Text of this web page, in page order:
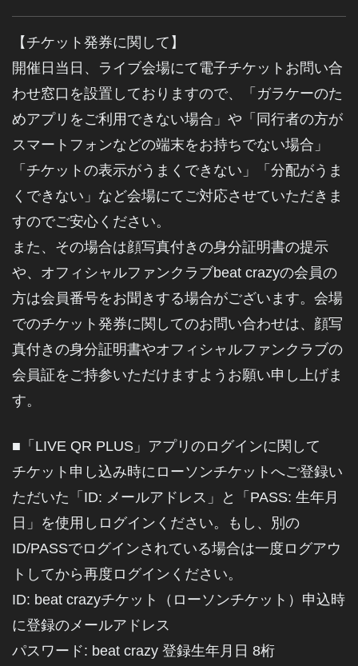
【チケット発券に関して】
開催日当日、ライブ会場にて電子チケットお問い合
わせ窓口を設置しておりますので、「ガラケーのた
めアプリをご利用できない場合」や「同行者の方が
スマートフォンなどの端末をお持ちでない場合」
「チケットの表示がうまくできない」「分配がうま
くできない」など会場にてご対応させていただきま
すのでご安心ください。
また、その場合は顔写真付きの身分証明書の提示
や、オフィシャルファンクラブbeat crazyの会員の
方は会員番号をお聞きする場合がございます。会場
でのチケット発券に関してのお問い合わせは、顔写
真付きの身分証明書やオフィシャルファンクラブの
会員証をご持参いただけますようお願い申し上げま
す。
■「LIVE QR PLUS」アプリのログインに関して
チケット申し込み時にローソンチケットへご登録い
ただいた「ID: メールアドレス」と「PASS: 生年月
日」を使用しログインください。もし、別の
ID/PASSでログインされている場合は一度ログアウ
トしてから再度ログインください。
ID: beat crazyチケット（ローソンチケット）申込時
に登録のメールアドレス
パスワード: beat crazy 登録生年月日 8桁